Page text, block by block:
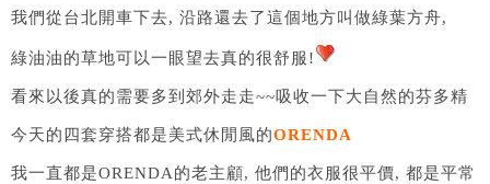
我們從台北開車下去, 沿路還去了這個地方叫做綠葉方舟,
綠油油的草地可以一眼望去真的很舒服!
看來以後真的需要多到郊外走走~~吸收一下大自然的芬多精
今天的四套穿搭都是美式休閒風的ORENDA
我一直都是ORENDA的老主顧, 他們的衣服很平價, 都是平常